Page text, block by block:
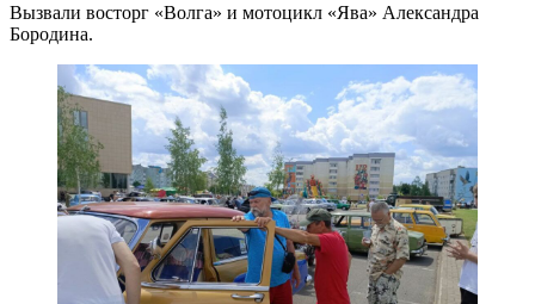
Вызвали восторг «Волга» и мотоцикл «Ява» Александра
Бородина.